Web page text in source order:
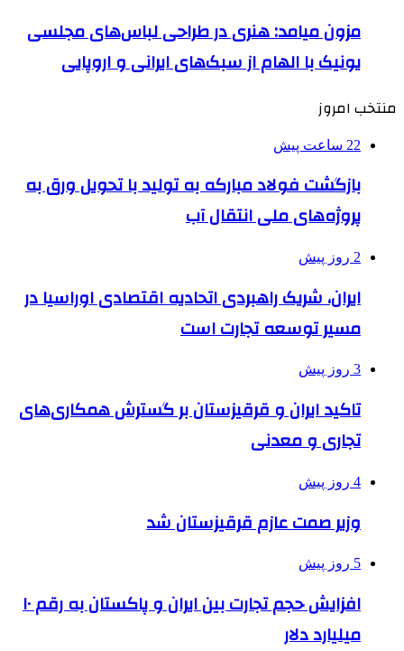
مزون میامد: هنری در طراحی لباس‌های مجلسی
یونیک با الهام از سبک‌های ایرانی و اروپایی
منتخب امروز
22 ساعت پیش
بازگشت فولاد مبارکه به تولید با تحویل ورق به
پروژه‌های ملی انتقال آب
2 روز پیش
ایران، شریک راهبردی اتحادیه اقتصادی اوراسیا در
مسیر توسعه تجارت است
3 روز پیش
تاکید ایران و قرقیزستان بر گسترش همکاری‌های
تجاری و معدنی
4 روز پیش
وزیر صمت عازم قرقیزستان شد
5 روز پیش
افزایش حجم تجارت بین ایران و پاکستان به رقم ۱۰
میلیارد دلار